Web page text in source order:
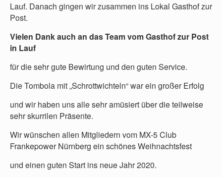
Lauf. Danach gingen wir zusammen ins Lokal Gasthof zur
Post.
Vielen Dank auch an das Team vom Gasthof zur Post
in Lauf
für die sehr gute Bewirtung und den guten Service.
Die Tombola mit „Schrottwichteln“ war ein großer Erfolg
und wir haben uns alle sehr amüsiert über die teilweise
sehr skurrilen Präsente.
Wir wünschen allen Mitgliedern vom MX-5 Club
Frankepower Nürnberg ein schönes Weihnachtsfest
und einen guten Start ins neue Jahr 2020.